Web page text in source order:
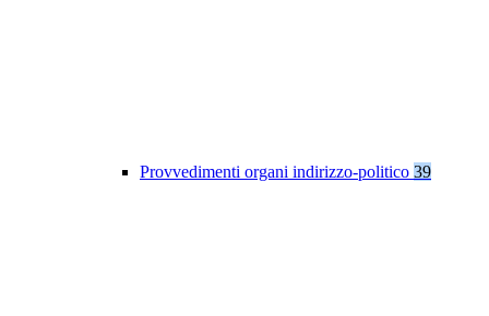
Provvedimenti organi indirizzo-politico 39